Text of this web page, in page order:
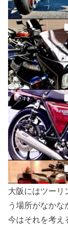
大阪にはツーリ
う場所がなかな
今はそれを考え